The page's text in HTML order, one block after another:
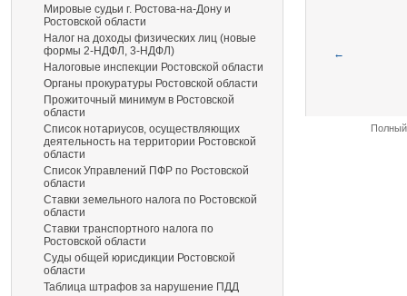
Мировые судьи г. Ростова-на-Дону и
Ростовской области
Налог на доходы физических лиц (новые
формы 2-НДФЛ, 3-НДФЛ)
Налоговые инспекции Ростовской области
Органы прокуратуры Ростовской области
Прожиточный минимум в Ростовской
области
Список нотариусов, осуществляющих
деятельность на территории Ростовской
области
Список Управлений ПФР по Ростовской
области
Ставки земельного налога по Ростовской
области
Ставки транспортного налога по
Ростовской области
Суды общей юрисдикции Ростовской
области
Таблица штрафов за нарушение ПДД
←